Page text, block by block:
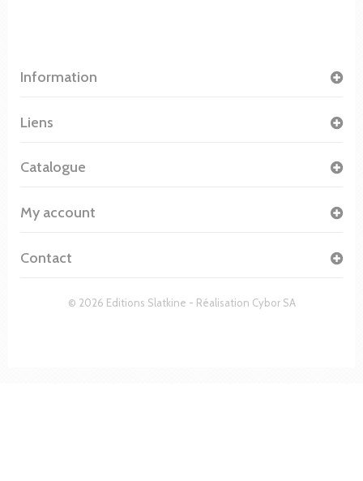
Information
© 2026 Editions Slatkine - Réalisation Cybor SA
Liens
Catalogue
My account
Contact